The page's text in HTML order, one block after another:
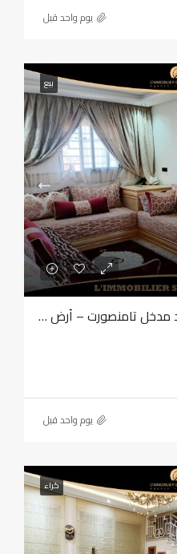
‏يوم واحد قبل
بيع
فيلا فارغة ومحفظة للبيع عند مدخل تامنصورت – أرض بمساحة 320 مترًا مربعًا – أربع واجهات
‏يوم واحد قبل
كراء